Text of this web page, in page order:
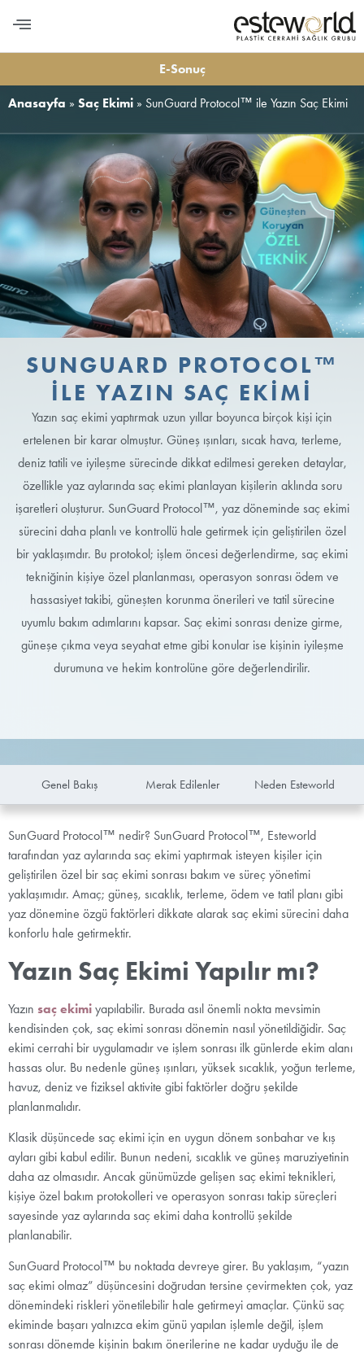
E-Sonuç
Anasayfa » Saç Ekimi » SunGuard Protocol™ ile Yazın Saç Ekimi
SUNGUARD PROTOCOL™
ILE YAZIN SAÇ EKIMI
Yazın saç ekimi yaptırmak uzun yıllar boyunca birçok kişi için
ertelenen bir karar olmuştur. Güneş ışınları, sıcak hava, terleme,
deniz tatili ve iyileşme sürecinde dikkat edilmesi gereken detaylar,
özellikle yaz aylarında saç ekimi planlayan kişilerin aklında soru
işaretleri oluşturur. SunGuard Protocol™, yaz döneminde saç ekimi
sürecini daha planlı ve kontrollü hale getirmek için geliştirilen özel
bir yaklaşımdır. Bu protokol; işlem öncesi değerlendirme, saç ekimi
tekniğinin kişiye özel planlanması, operasyon sonrası ödem ve
hassasiyet takibi, güneşten korunma önerileri ve tatil sürecine
uyumlu bakım adımlarını kapsar. Saç ekimi sonrası denize girme,
güneşe çıkma veya seyahat etme gibi konular ise kişinin iyileşme
durumuna ve hekim kontrolüne göre değerlendirilir.
Genel Bakış Merak Edilenler Neden Esteworld
SunGuard Protocol™ nedir? SunGuard Protocol™, Esteworld
tarafından yaz aylarında saç ekimi yaptırmak isteyen kişiler için
geliştirilen özel bir saç ekimi sonrası bakım ve süreç yönetimi
yaklaşımıdır. Amaç; güneş, sıcaklık, terleme, ödem ve tatil planı gibi
yaz dönemine özgü faktörleri dikkate alarak saç ekimi sürecini daha
konforlu hale getirmektir.
Yazın Saç Ekimi Yapılır mı?
Yazın saç ekimi yapılabilir. Burada asıl önemli nokta mevsimin
kendisinden çok, saç ekimi sonrası dönemin nasıl yönetildiğidir. Saç
ekimi cerrahi bir uygulamadır ve işlem sonrası ilk günlerde ekim alanı
hassas olur. Bu nedenle güneş ışınları, yüksek sıcaklık, yoğun terleme,
havuz, deniz ve fiziksel aktivite gibi faktörler doğru şekilde
planlanmalıdır.
Klasik düşüncede saç ekimi için en uygun dönem sonbahar ve kış
ayları gibi kabul edilir. Bunun nedeni, sıcaklık ve güneş maruziyetinin
daha az olmasıdır. Ancak günümüzde gelişen saç ekimi teknikleri,
kişiye özel bakım protokolleri ve operasyon sonrası takip süreçleri
sayesinde yaz aylarında saç ekimi daha kontrollü şekilde
planlanabilir.
SunGuard Protocol™ bu noktada devreye girer. Bu yaklaşım, “yazın
saç ekimi olmaz” düşüncesini doğrudan tersine çevirmekten çok, yaz
dönemindeki riskleri yönetilebilir hale getirmeyi amaçlar. Çünkü saç
ekiminde başarı yalnızca ekim günü yapılan işlemle değil, işlem
sonrası dönemde kişinin bakım önerilerine ne kadar uyduğu ile de